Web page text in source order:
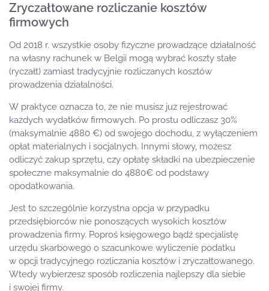
Zryczałtowane rozliczanie kosztów
firmowych
Od 2018 r. wszystkie osoby fizyczne prowadzące działalność
na własny rachunek w Belgii mogą wybrać koszty stałe
(ryczałt) zamiast tradycyjnie rozliczanych kosztów
prowadzenia działalności.
W praktyce oznacza to, że nie musisz już rejestrować
każdych wydatków firmowych. Po prostu odliczasz 30%
(maksymalnie 4880 €) od swojego dochodu, z wyłączeniem
opłat materialnych i socjalnych. Innymi słowy, możesz
odliczyć zakup sprzętu, czy opłatę składki na ubezpieczenie
społeczne maksymalnie do 4880€ od podstawy
opodatkowania.
Jest to szczególnie korzystna opcja w przypadku
przedsiębiorców nie ponoszących wysokich kosztów
prowadzenia firmy. Poproś księgowego bądź specjalistę
urzędu skarbowego o szacunkowe wyliczenie podatku
w opcji tradycyjnego rozliczania kosztów i zryczałtowanego.
Wtedy wybierzesz sposób rozliczenia najlepszy dla siebie
i swojej firmy.